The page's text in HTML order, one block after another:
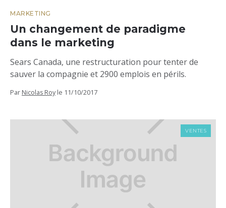
MARKETING
Un changement de paradigme
dans le marketing
Sears Canada, une restructuration pour tenter de
sauver la compagnie et 2900 emplois en périls.
Par Nicolas Roy le 11/10/2017
VENTES